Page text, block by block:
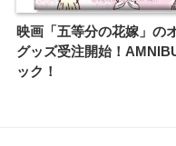
映画「五等分の花嫁」の
グッズ受注開始！
ック！